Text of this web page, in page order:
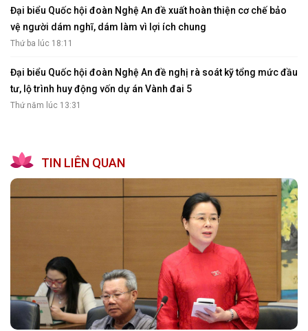
Đại biểu Quốc hội đoàn Nghệ An đề xuất hoàn thiện cơ chế bảo
vệ người dám nghĩ, dám làm vì lợi ích chung
Thứ ba lúc 18:11
Đại biểu Quốc hội đoàn Nghệ An đề nghị rà soát kỹ tổng mức đầu
tư, lộ trình huy động vốn dự án Vành đai 5
Thứ năm lúc 13:31
TIN LIÊN QUAN